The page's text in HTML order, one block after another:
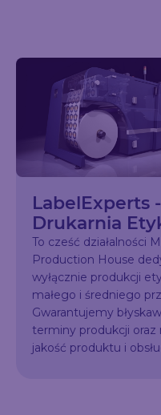
LabelExperts -
Drukarnia
To cześć działalności
Production House
wyłącznie produkcji
małego i średniego
Gwarantujemy
terminy produkcji oraz
jakość produktu i